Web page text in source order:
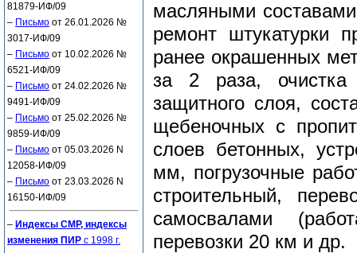
81879-ИФ/09
– Письмо от 26.01.2026 №
3017-ИФ/09
– Письмо от 10.02.2026 №
6521-ИФ/09
– Письмо от 24.02.2026 №
9491-ИФ/09
– Письмо от 25.02.2026 №
9859-ИФ/09
– Письмо от 05.03.2026 N
12058-ИФ/09
– Письмо от 23.03.2026 N
16150-ИФ/09
– Индексы СМР, индексы
изменения ПИР с 1998 г.
масляными
ремонт штукатурки
ранее окрашенных
за 2 раза, очистка
защитного слоя,
щебеночных с
слоев бетонных,
мм, погрузочные
строительный,
самосвалами
перевозки 20 км и др.